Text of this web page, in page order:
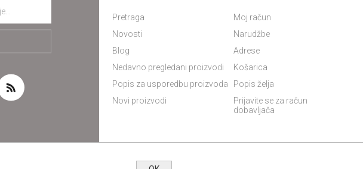
Pretraga
Novosti
Blog
Nedavno pregledani proizvodi
Popis za usporedbu proizvoda
Novi proizvodi
Moj račun
Narudžbe
Adrese
Košarica
Popis želja
Prijavite se za račun
dobavljača